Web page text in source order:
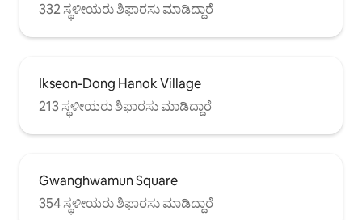
332 ಸ್ಥಳೀಯರು ಶಿಫಾರಸು ಮಾಡಿದ್ದಾರೆ
Ikseon-Dong Hanok Village
213 ಸ್ಥಳೀಯರು ಶಿಫಾರಸು ಮಾಡಿದ್ದಾರೆ
Gwanghwamun Square
354 ಸ್ಥಳೀಯರು ಶಿಫಾರಸು ಮಾಡಿದ್ದಾರೆ